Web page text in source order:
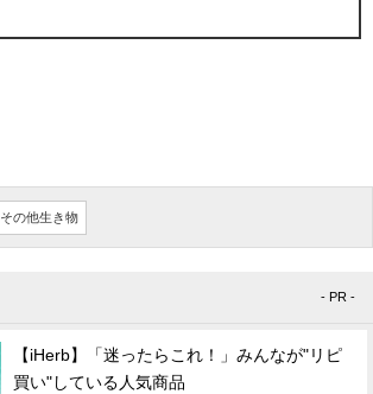
その他生き物
- PR -
【iHerb】「迷ったらこれ！」みんなが"リピ
買い"している人気商品